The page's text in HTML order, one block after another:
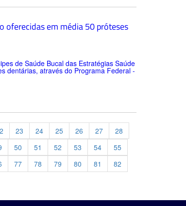
oferecidas em média 50 próteses
de Saúde Bucal das Estratégias Saúde
dentárias, através do Programa Federal -
23 24 25 26 27
28
50 51 52 53 54
55
77 78 79 80 81
82